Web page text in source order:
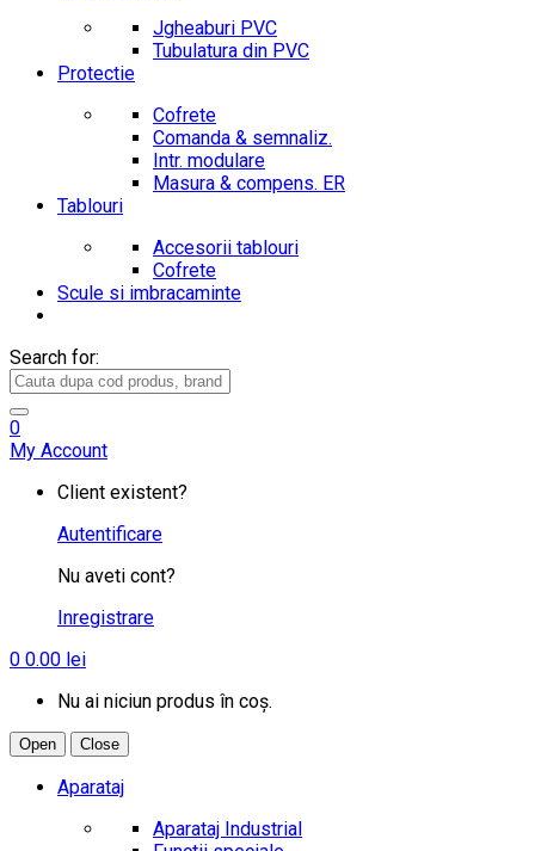
Jgheaburi PVC
Tubulatura din PVC
Protectie
Cofrete
Comanda & semnaliz.
Intr. modulare
Masura & compens. ER
Tablouri
Accesorii tablouri
Cofrete
Scule si imbracaminte
Search for:
0
My Account
Client existent?
Autentificare
Nu aveti cont?
Inregistrare
0 0.00 lei
Nu ai niciun produs în coș.
Open Close
Aparataj
Aparataj Industrial